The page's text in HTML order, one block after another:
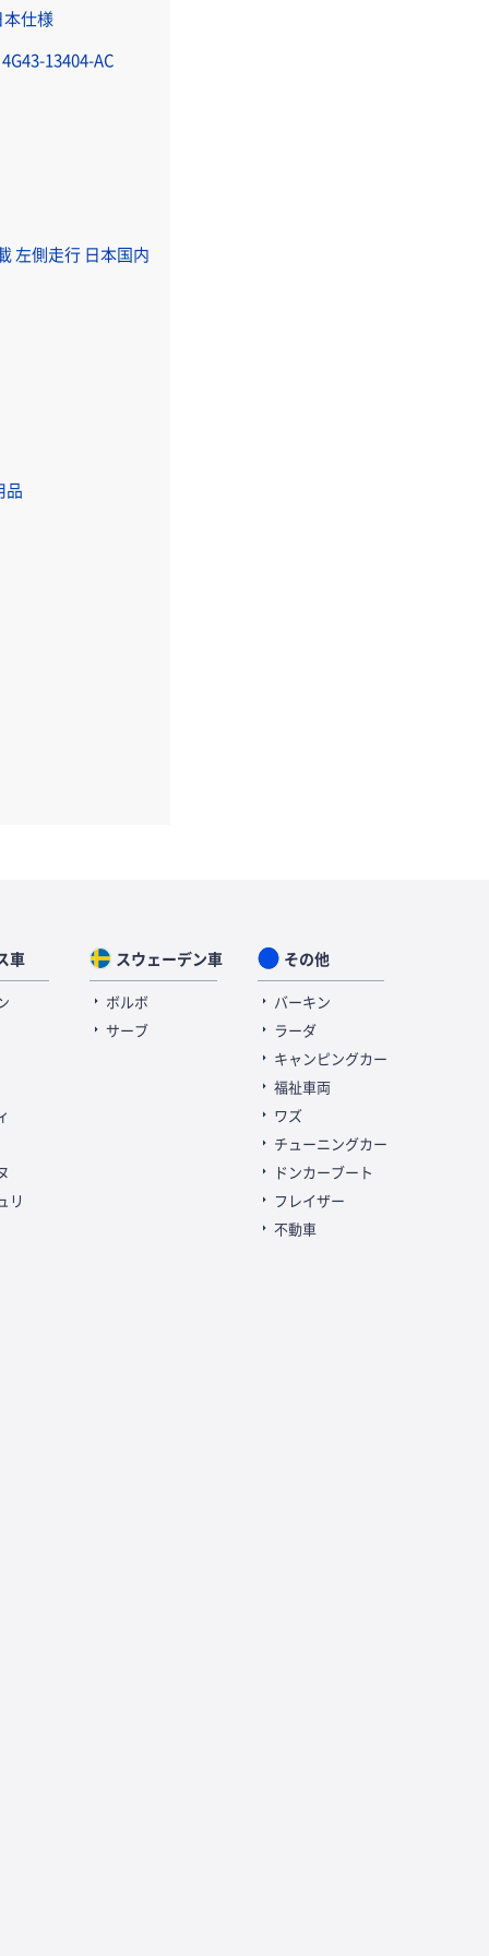
本仕様
13404-AC
左側走行 日本国内
品
車
リ
スウェーデン車
ボルボ
サーブ
その他
バーキン
ラーダ
キャンピングカー
福祉車両
ワズ
チューニングカー
ドンカーブート
フレイザー
不動車